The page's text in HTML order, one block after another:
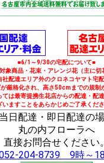
■6/1～9/30の宅配について■
象商品・花束・アレンジ花（主に
社配達エリア外のクロネコヤマト宅
厳格化され、高さ50cmまでの規制
ては最寄提携生花店からの配達・配
いますことをあらかじめご了承くだ
日配達・即日配達の
丸の内フローラへ
直接お問合せください。
204-8739 9時～